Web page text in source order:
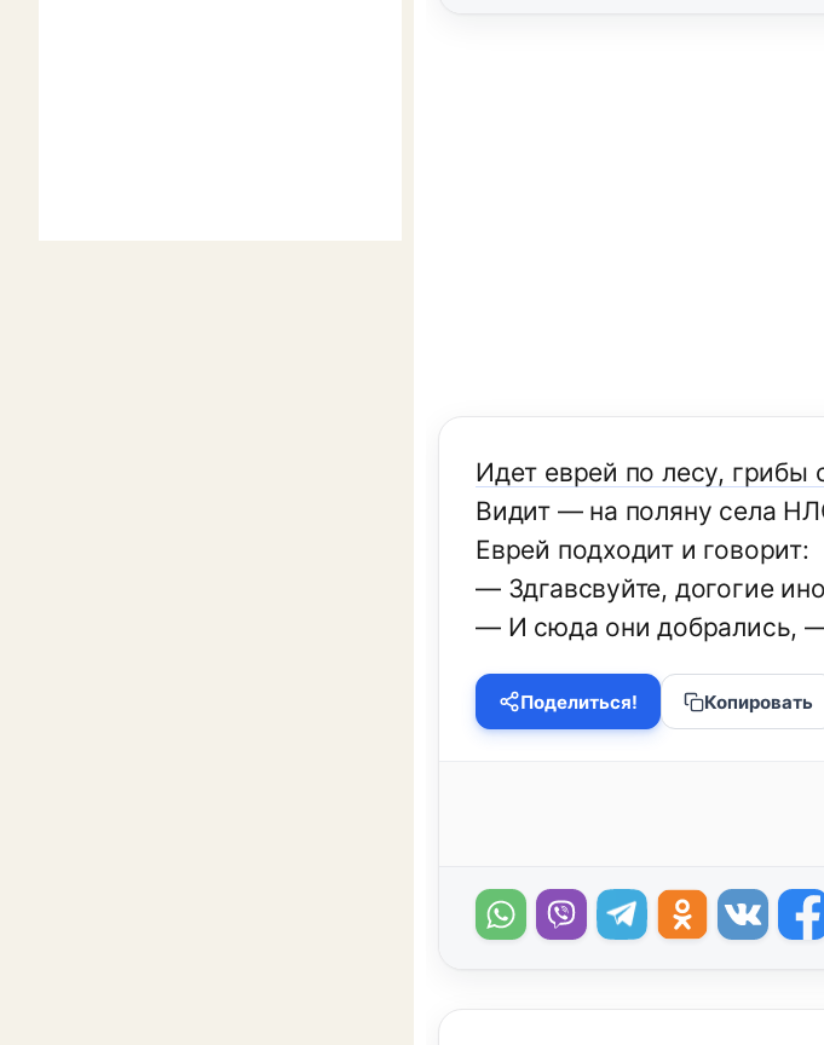
Идет еврей по лесу, грибы
Видит — на поляну села
Еврей подходит и говорит:
— Здгавсвуйте, догогие
— И сюда они добрались,
Поделиться! Копировать